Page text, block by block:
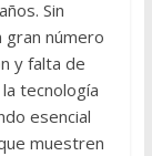
Sin
gran número
y falta de
tecnología
esencial
muestren